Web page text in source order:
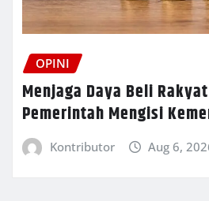
OPINI
Menjaga Daya Beli
Pemerintah Mengisi
Kontributor Aug 6,